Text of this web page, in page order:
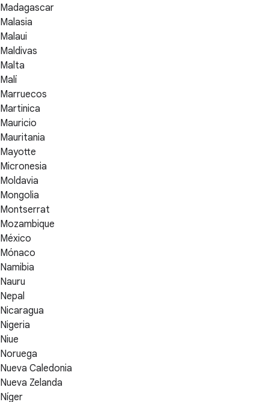
Madagascar
Malasia
Malaui
Maldivas
Malta
Malí
Marruecos
Martinica
Mauricio
Mauritania
Mayotte
Micronesia
Moldavia
Mongolia
Montserrat
Mozambique
México
Mónaco
Namibia
Nauru
Nepal
Nicaragua
Nigeria
Niue
Noruega
Nueva Caledonia
Nueva Zelanda
Níger